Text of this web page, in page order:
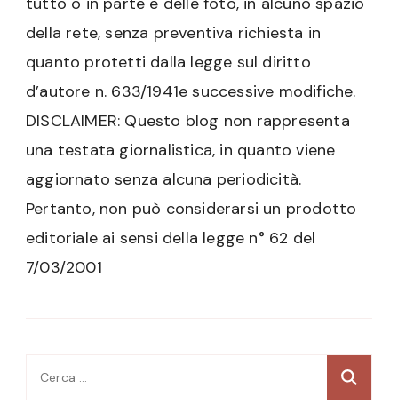
della rete, senza preventiva richiesta in
quanto protetti dalla legge sul diritto
d’autore n. 633/1941e successive modifiche.
DISCLAIMER: Questo blog non rappresenta
una testata giornalistica, in quanto viene
aggiornato senza alcuna periodicità.
Pertanto, non può considerarsi un prodotto
editoriale ai sensi della legge n° 62 del
7/03/2001
Ricerca